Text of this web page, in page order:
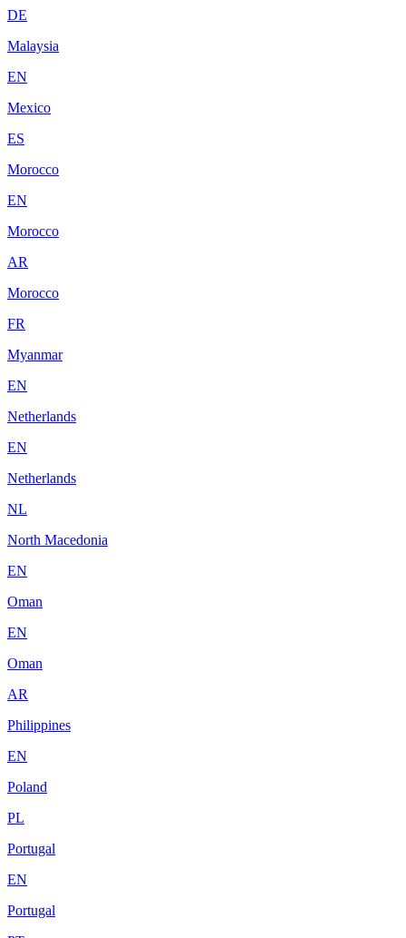
DE
Malaysia
EN
Mexico
ES
Morocco
EN
Morocco
AR
Morocco
FR
Myanmar
EN
Netherlands
EN
Netherlands
NL
North Macedonia
EN
Oman
EN
Oman
AR
Philippines
EN
Poland
PL
Portugal
EN
Portugal